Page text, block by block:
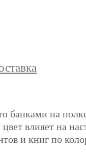
банками на
влияет на
и книг по